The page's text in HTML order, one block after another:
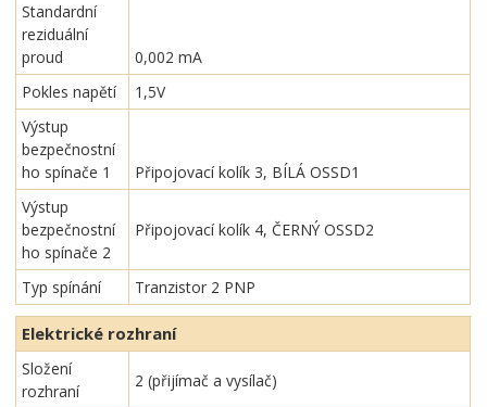
Standardní
reziduální
proud
0,002 mA
Pokles napětí
1,5V
Výstup
bezpečnostní
ho spínače 1
Připojovací kolík 3, BÍLÁ OSSD1
Výstup
bezpečnostní
ho spínače 2
Připojovací kolík 4, ČERNÝ OSSD2
Typ spínání Tranzistor 2 PNP
Elektrické rozhraní
Složení
rozhraní
2 (přijímač a vysílač)